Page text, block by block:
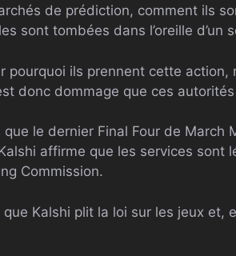
de prédiction, comment ils
sont tombées dans l’oreille d’un
pourquoi ils prennent cette
donc dommage que ces
le dernier Final Four de March
affirme que les services sont
Commission.
Kalshi plit la loi sur les jeux